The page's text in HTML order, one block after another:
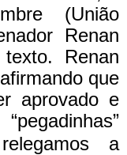
(União
Renan
Renan
que
aprovado e
a